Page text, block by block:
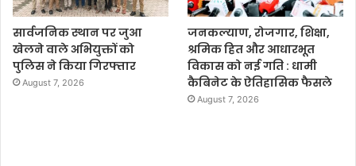
सार्वजनिक स्थान पर जुआ
खेलने वाले अभियुक्तों को
पुलिस ने किया गिरफ्तार
August 7, 2026
जनकल्याण, रोजगार, शिक्षा,
श्रमिक हित और आधारभूत
विकास को नई गति : धामी
कैबिनेट के ऐतिहासिक फैसले
August 7, 2026